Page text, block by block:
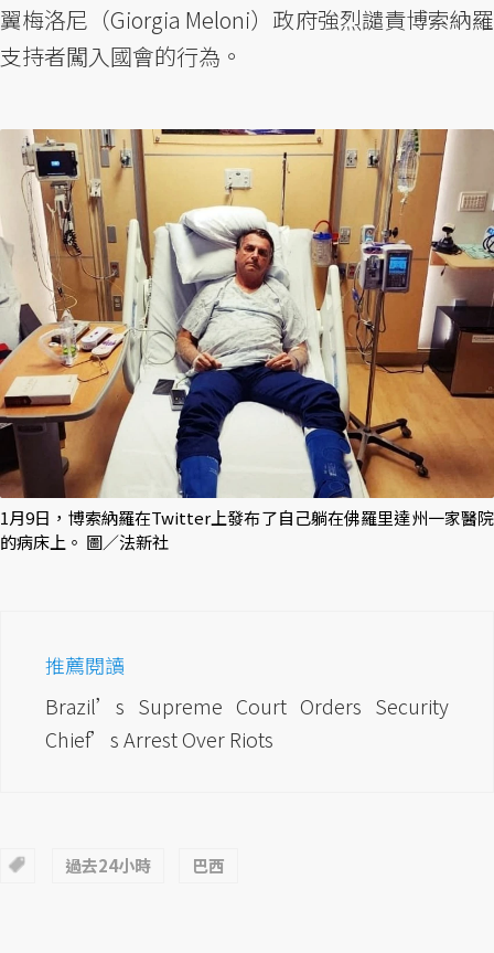
翼梅洛尼（Giorgia Meloni）政府強烈譴責博索納羅
支持者闖入國會的行為。
1月9日，博索納羅在Twitter上發布了自己躺在佛羅里達州一家醫院
的病床上。 圖／法新社
推薦閱讀
Brazil’s Supreme Court Orders Security
Chief’s Arrest Over Riots
過去24小時 巴西